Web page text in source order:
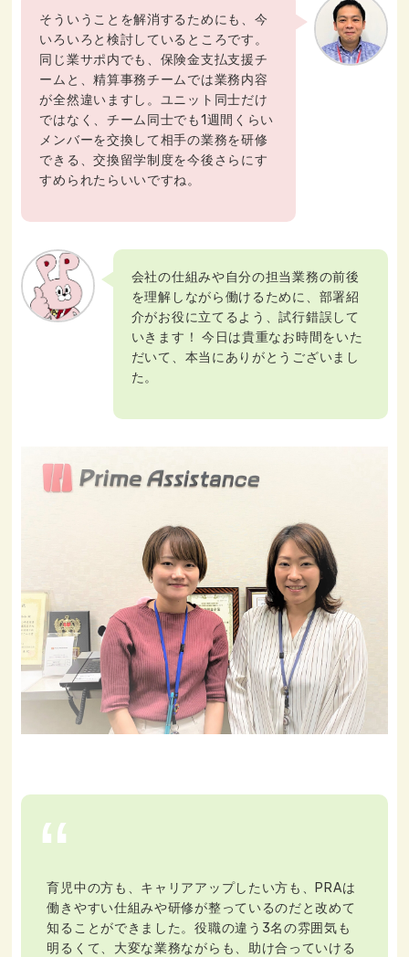
そういうことを解消するためにも、今
いろいろと検討しているところです。
同じ業サポ内でも、保険金支払支援チ
ームと、精算事務チームでは業務内容
が全然違いますし。ユニット同士だけ
ではなく、チーム同士でも1週間くらい
メンバーを交換して相手の業務を研修
できる、交換留学制度を今後さらにす
すめられたらいいですね。
会社の仕組みや自分の担当業務の前後
を理解しながら働けるために、部署紹
介がお役に立てるよう、試行錯誤して
いきます！ 今日は貴重なお時間をいた
だいて、本当にありがとうございまし
た。
育児中の方も、キャリアアップしたい方も、PRAは
働きやすい仕組みや研修が整っているのだと改めて
知ることができました。役職の違う3名の雰囲気も
明るくて、大変な業務ながらも、助け合っていける